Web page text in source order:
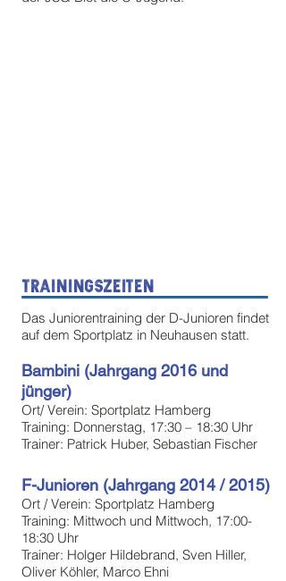
Trainingszeiten
Das Juniorentraining der D-Junioren findet
auf dem Sportplatz in Neuhausen statt.
Bambini (Jahrgang 2016 und
jünger)
Ort/ Verein: Sportplatz Hamberg
Training: Donnerstag, 17:30 – 18:30 Uhr
Trainer: Patrick Huber, Sebastian Fischer
F-Junioren (Jahrgang 2014 / 2015)
Ort / Verein: Sportplatz Hamberg
Training: Mittwoch und Mittwoch, 17:00-
18:30 Uhr
Trainer: Holger Hildebrand, Sven Hiller,
Oliver Köhler, Marco Ehni